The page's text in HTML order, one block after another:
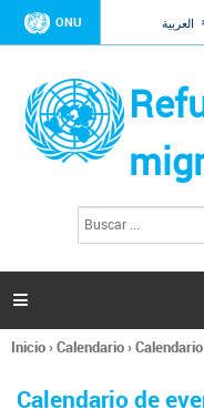
ONU العربية
l
s

Se
usted
Inicio›Calendario›
Calendario de